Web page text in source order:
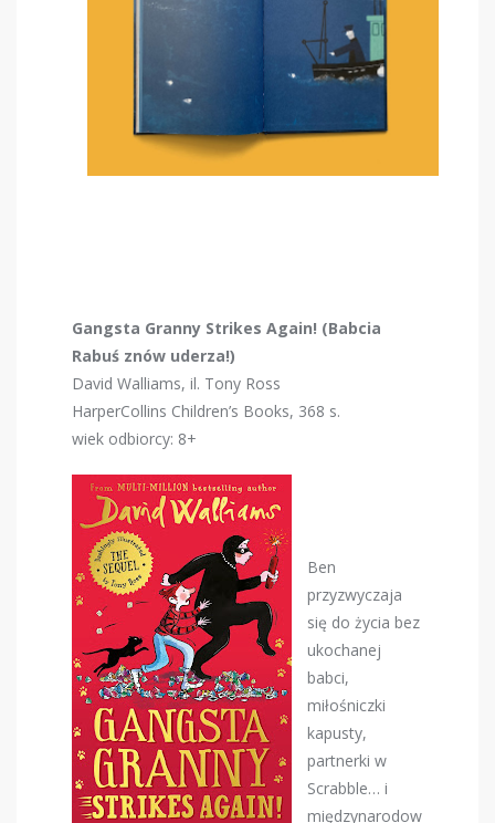
Gangsta Granny Strikes Again! (Babcia
Rabuś znów uderza!)
David Walliams, il. Tony Ross
HarperCollins Children’s Books, 368 s.
wiek odbiorcy: 8+
Ben
przyzwyczaja
się do życia bez
ukochanej
babci,
miłośniczki
kapusty,
partnerki w
Scrabble… i
międzynarodow